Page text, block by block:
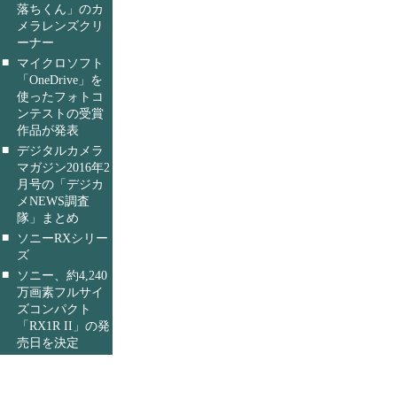
落ちくん」のカ
メラレンズクリ
ーナー
■
マイクロソフト
「OneDrive」を
使ったフォトコ
ンテストの受賞
作品が発表
■ デジタルカメラ
マガジン2016年2
月号の「デジカ
メNEWS調査
隊」まとめ
■
ソニーRXシリー
ズ
■
ソニー、約4,240
万画素フルサイ
ズコンパクト
「RX1R II」の発
売日を決定